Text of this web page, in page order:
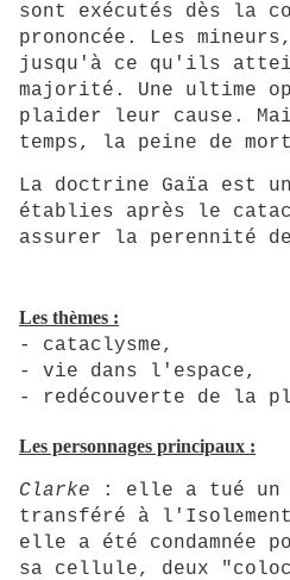
sont exécutés dès la
prononcée. Les
jusqu'à ce qu'ils
majorité. Une ultime
plaider leur cause.
temps, la peine de
La doctrine Gaïa est
établies après le
assurer la perennité de
Les thèmes :
- cataclysme,
- vie dans l'espace,
- redécouverte de la
Les personnages principaux :
Clarke
: elle a tué un
transféré à
elle a été condamnée
sa cellule, deux